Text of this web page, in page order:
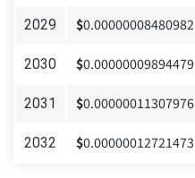
2029 $0.00000008480982
2030 $0.00000009894479
2031 $0.00000011307976
2032 $0.00000012721473